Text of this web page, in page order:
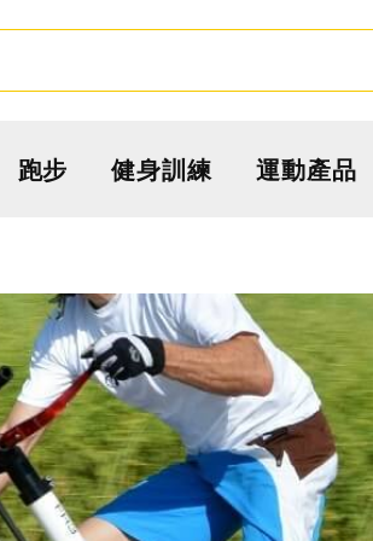
跑步 健身訓練 運動產品
取消 確定